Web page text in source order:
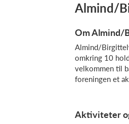
Almind/
Om Almind/
Almind/
omkring 10
velkommen til
foreningen et
Aktiviteter